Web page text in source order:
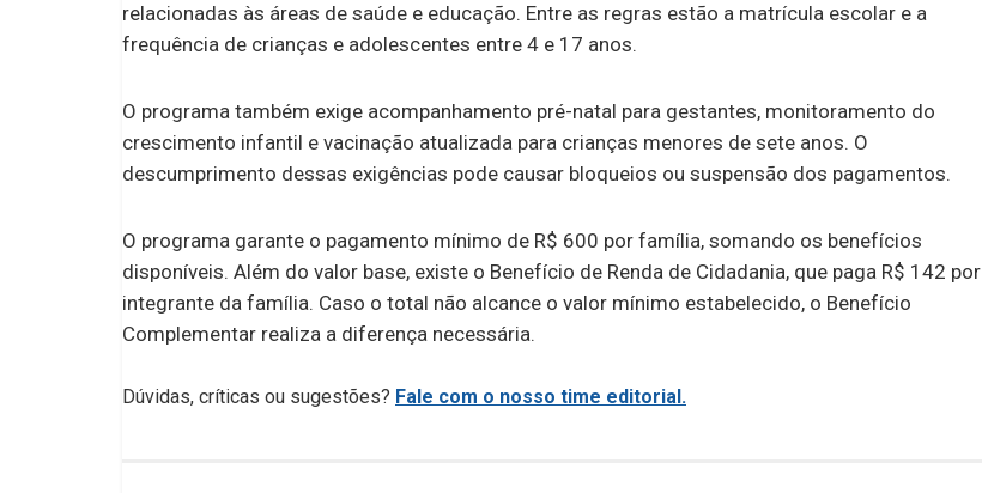
relacionadas às áreas de saúde e educação. Entre as regras estão a matrícula escolar e a
frequência de crianças e adolescentes entre 4 e 17 anos.
O programa também exige acompanhamento pré-natal para gestantes, monitoramento do
crescimento infantil e vacinação atualizada para crianças menores de sete anos. O
descumprimento dessas exigências pode causar bloqueios ou suspensão dos pagamentos.
O programa garante o pagamento mínimo de R$ 600 por família, somando os benefícios
disponíveis. Além do valor base, existe o Benefício de Renda de Cidadania, que paga R$ 142 por
integrante da família. Caso o total não alcance o valor mínimo estabelecido, o Benefício
Complementar realiza a diferença necessária.
Dúvidas, críticas ou sugestões? Fale com o nosso time editorial.